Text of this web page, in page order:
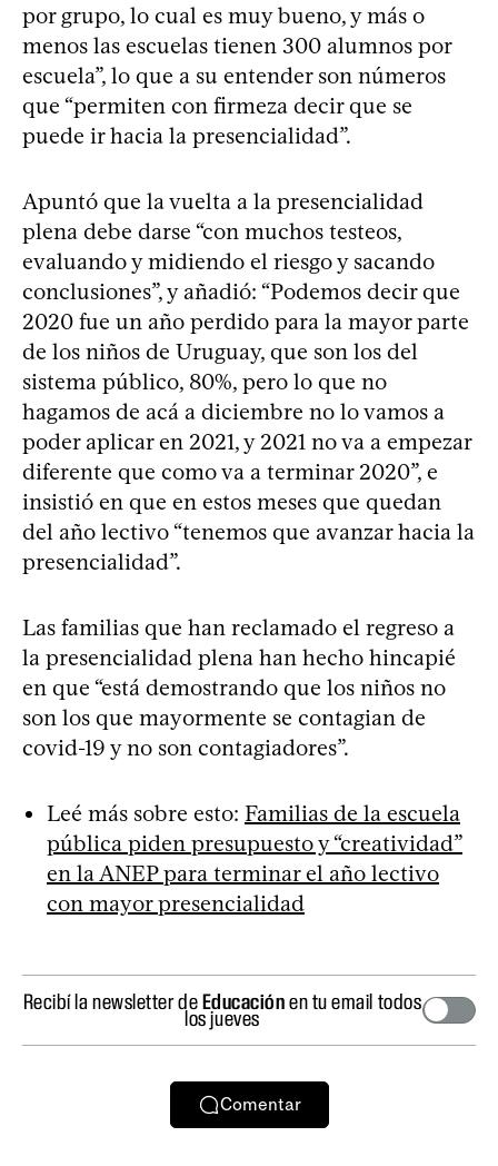
por grupo, lo cual es muy bueno, y más o
menos las escuelas tienen 300 alumnos por
escuela”, lo que a su entender son números
que “permiten con firmeza decir que se
puede ir hacia la presencialidad”.
Apuntó que la vuelta a la presencialidad
plena debe darse “con muchos testeos,
evaluando y midiendo el riesgo y sacando
conclusiones”, y añadió: “Podemos decir que
2020 fue un año perdido para la mayor parte
de los niños de Uruguay, que son los del
sistema público, 80%, pero lo que no
hagamos de acá a diciembre no lo vamos a
poder aplicar en 2021, y 2021 no va a empezar
diferente que como va a terminar 2020”, e
insistió en que en estos meses que quedan
del año lectivo “tenemos que avanzar hacia la
presencialidad”.
Las familias que han reclamado el regreso a
la presencialidad plena han hecho hincapié
en que “está demostrando que los niños no
son los que mayormente se contagian de
covid-19 y no son contagiadores”.
Leé más sobre esto: Familias de la escuela
pública piden presupuesto y “creatividad”
en la ANEP para terminar el año lectivo
con mayor presencialidad
Recibí la newsletter deEducaciónen tu email todos
los jueves
Comentar